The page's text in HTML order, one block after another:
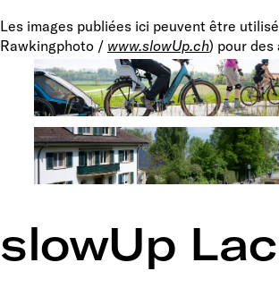
Les images publiées ici peuvent être
Rawkingphoto / www.slowUp.ch) pour des
slowUp